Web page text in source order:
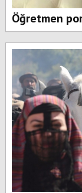
Öğretmen